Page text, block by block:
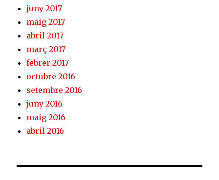
juny 2017
maig 2017
abril 2017
març 2017
febrer 2017
octubre 2016
setembre 2016
juny 2016
maig 2016
abril 2016